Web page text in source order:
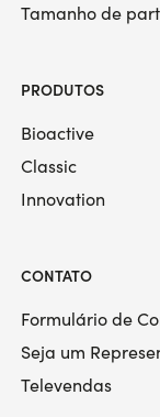
Tamanho de
PRODUTOS
Bioactive
Classic
Innovation
CONTATO
Formulário de
Seja um
Televendas